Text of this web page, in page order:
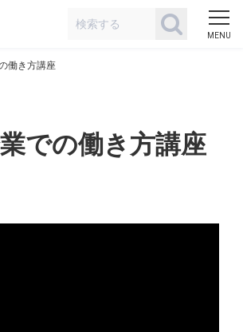
働き方講座
での働き方講座